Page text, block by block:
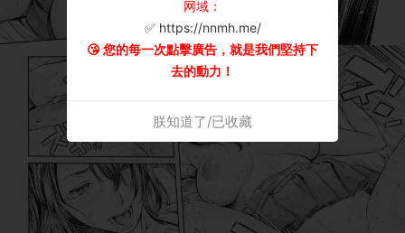
网域：
✅ https://nnmh.me/
😘 您的每一次點擊廣告，就是我們堅持下
去的動力！
朕知道了/已收藏